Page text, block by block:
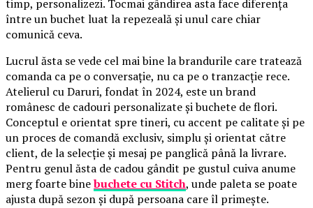
timp, personalizezi. Tocmai gândirea asta face diferența
între un buchet luat la repezeală și unul care chiar
comunică ceva.
Lucrul ăsta se vede cel mai bine la brandurile care tratează
comanda ca pe o conversație, nu ca pe o tranzacție rece.
Atelierul cu Daruri, fondat în 2024, este un brand
românesc de cadouri personalizate și buchete de flori.
Conceptul e orientat spre tineri, cu accent pe calitate și pe
un proces de comandă exclusiv, simplu și orientat către
client, de la selecție și mesaj pe panglică până la livrare.
Pentru genul ăsta de cadou gândit pe gustul cuiva anume
merg foarte binebuchete cu Stitch, unde paleta se poate
ajusta după sezon și după persoana care îl primește.